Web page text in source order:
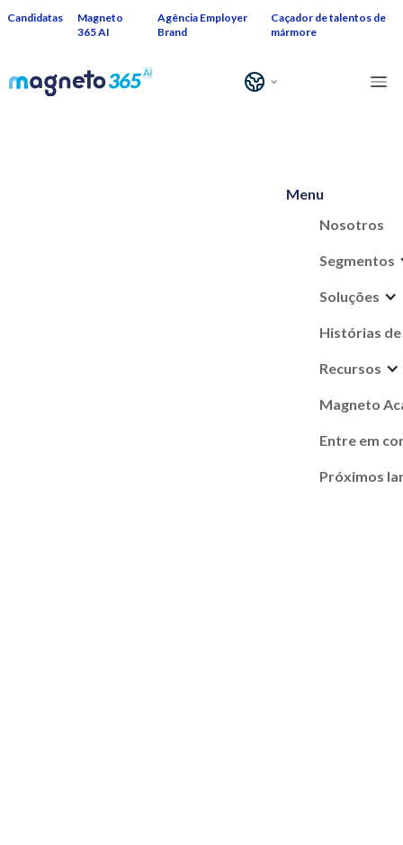
Candidatas
Magneto
365 AI
Agência Employer
Brand
Caçador de talentos de
mármore
Menu
Nosotros
Segmentos
Soluções
Histórias de
Recursos
Magneto
Entre em
Próximos